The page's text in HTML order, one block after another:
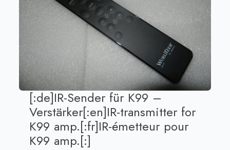
[:de]IR-Sender für K99 –
Verstärker[:en]IR-transmitter for
K99 amp.[:fr]IR-émetteur pour
K99 amp.[:]